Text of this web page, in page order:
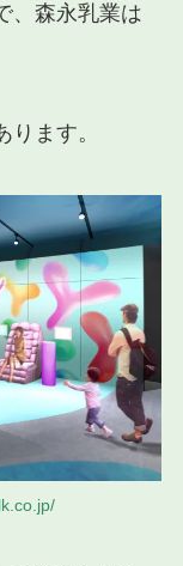
、森永乳業は
ります。